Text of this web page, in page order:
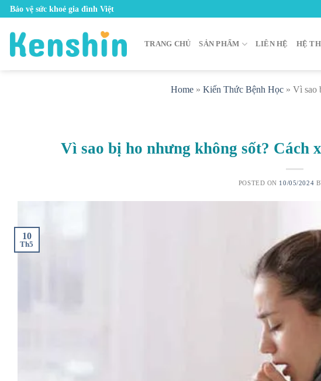
Skip
content
Bảo vệ sức khoẻ gia đình Việt
TRANG CHỦ SẢN PHẨM LIÊN HỆ HỆ
Home » Kiến Thức Bệnh Học » Vì sao
Vì sao bị ho nhưng không sốt? Cách
POSTED ON 10/05/2024
10
Th5